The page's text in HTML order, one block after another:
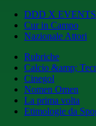
DDD X EVENTS
Cur in Campo
Nazionale Attori
Rubriche
Calcio &amp;
Cinegol
Nomen Omen
La prima volta
Etimologie da